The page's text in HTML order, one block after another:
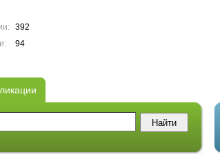
392
94